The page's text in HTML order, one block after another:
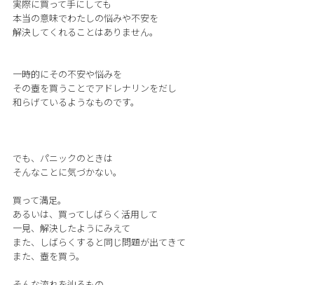
実際に買って手にしても
本当の意味でわたしの悩みや不安を
解決してくれることはありません。
一時的にその不安や悩みを
その壺を買うことでアドレナリンをだし
和らげているようなものです。
でも、パニックのときは
そんなことに気づかない。
買って満足。
あるいは、買ってしばらく活用して
一見、解決したようにみえて
また、しばらくすると同じ問題が出てきて
また、壺を買う。